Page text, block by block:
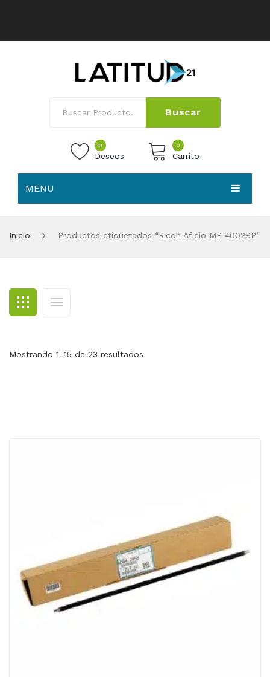
Buscar
0
Deseos
0
Carrito
MENU
BLOG
CONTACTO
Inicio Productos etiquetados “Ricoh Aficio MP 4002SP”
Mostrando 1–15 de 23 resultados